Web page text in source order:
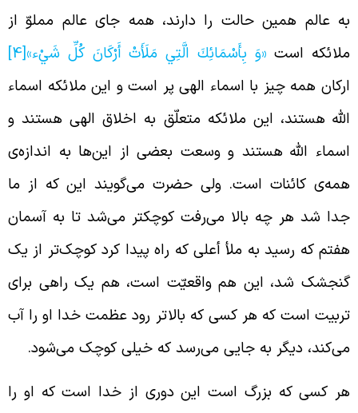
عالم همین حالت را دارند، همه جای عالم مملوّ از
است«وَ بِأَسْمَائِكَ الَّتِي مَلَأَتْ أَرْكَانَ كُلِّ شَيْ‏ء»[4]
همه چیز با اسماء الهی پر است و این ملائکه اسماء
هستند، این ملائکه متعلّق به اخلاق الهی هستند و
الله هستند و وسعت بعضی از این‌ها به اندازه‌ی
کائنات است. ولی حضرت می‌گویند این که از ما
شد هر چه بالا می‌رفت کوچکتر می‌شد تا به آسمان
که رسید به ملأ أعلی که راه پیدا کرد کوچک‌تر از یک
شد، این هم واقعیّت است، هم یک راهی برای
است که هر کسی که بالاتر رود عظمت خدا او را آب
دیگر به جایی می‌رسد که خیلی کوچک می‌شود.
کسی که بزرگ است این دوری از خدا است که او را